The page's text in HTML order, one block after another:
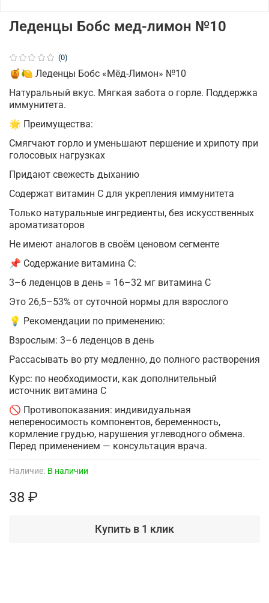
(0)
Наличие: В наличии
Леденцы Бобс мед-лимон №10
38 ₽
Купить в 1 клик
🍯🍋 Леденцы Бобс «Мёд-Лимон» №10
Натуральный вкус. Мягкая забота о горле. Поддержка
иммунитета.
🌟 Преимущества:
Смягчают горло и уменьшают першение и хрипоту при
голосовых нагрузках
Придают свежесть дыханию
Содержат витамин С для укрепления иммунитета
Только натуральные ингредиенты, без искусственных
ароматизаторов
Не имеют аналогов в своём ценовом сегменте
📌 Содержание витамина С:
3–6 леденцов в день = 16–32 мг витамина С
Это 26,5–53% от суточной нормы для взрослого
💡 Рекомендации по применению:
Взрослым: 3–6 леденцов в день
Рассасывать во рту медленно, до полного растворения
Курс: по необходимости, как дополнительный
источник витамина С
🚫 Противопоказания: индивидуальная
непереносимость компонентов, беременность,
кормление грудью, нарушения углеводного обмена.
Перед применением — консультация врача.